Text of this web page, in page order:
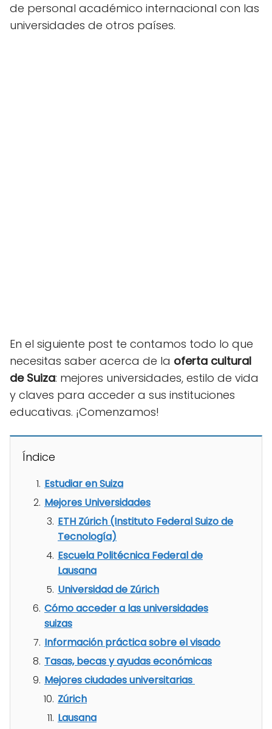
de personal académico internacional con las
universidades de otros países.
En el siguiente post te contamos todo lo que
necesitas saber acerca de la oferta cultural
de Suiza: mejores universidades, estilo de vida
y claves para acceder a sus instituciones
educativas. ¡Comenzamos!
Índice
Estudiar en Suiza
Mejores Universidades
ETH Zúrich (Instituto Federal Suizo de
Tecnología)
Escuela Politécnica Federal de
Lausana
Universidad de Zúrich
Cómo acceder a las universidades
suizas
Información práctica sobre el visado
Tasas, becas y ayudas económicas
Mejores ciudades universitarias
Zúrich
Lausana